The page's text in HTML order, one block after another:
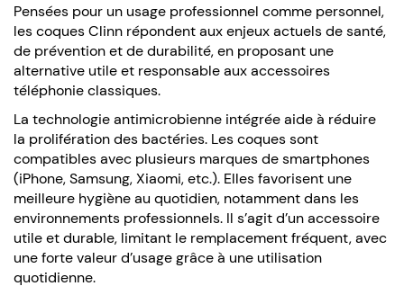
Pensées pour un usage professionnel comme personnel,
les coques Clinn répondent aux enjeux actuels de santé,
de prévention et de durabilité, en proposant une
alternative utile et responsable aux accessoires
téléphonie classiques.
La technologie antimicrobienne intégrée aide à réduire
la prolifération des bactéries. Les coques sont
compatibles avec plusieurs marques de smartphones
(iPhone, Samsung, Xiaomi, etc.). Elles favorisent une
meilleure hygiène au quotidien, notamment dans les
environnements professionnels. Il s’agit d’un accessoire
utile et durable, limitant le remplacement fréquent, avec
une forte valeur d’usage grâce à une utilisation
quotidienne.